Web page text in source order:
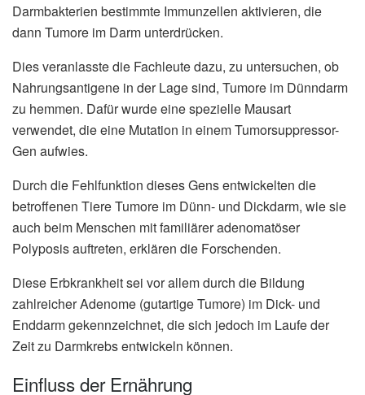
Darmbakterien bestimmte Immunzellen aktivieren, die
dann Tumore im Darm unterdrücken.
Dies veranlasste die Fachleute dazu, zu untersuchen, ob
Nahrungsantigene in der Lage sind, Tumore im Dünndarm
zu hemmen. Dafür wurde eine spezielle Mausart
verwendet, die eine Mutation in einem Tumorsuppressor-
Gen aufwies.
Durch die Fehlfunktion dieses Gens entwickelten die
betroffenen Tiere Tumore im Dünn- und Dickdarm, wie sie
auch beim Menschen mit familiärer adenomatöser
Polyposis auftreten, erklären die Forschenden.
Diese Erbkrankheit sei vor allem durch die Bildung
zahlreicher Adenome (gutartige Tumore) im Dick- und
Enddarm gekennzeichnet, die sich jedoch im Laufe der
Zeit zu Darmkrebs entwickeln können.
Einfluss der Ernährung